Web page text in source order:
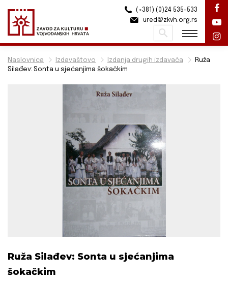
Naslovnica Izdavaštovo Izdanja drugih izdavača
Ruža
Silađev: Sonta u sjećanjima šokačkim
Ruža Silađev: Sonta u sjećanjima
šokačkim
(+381) (0)24 535-533
ured@zkvh.org.rs
Pretraži